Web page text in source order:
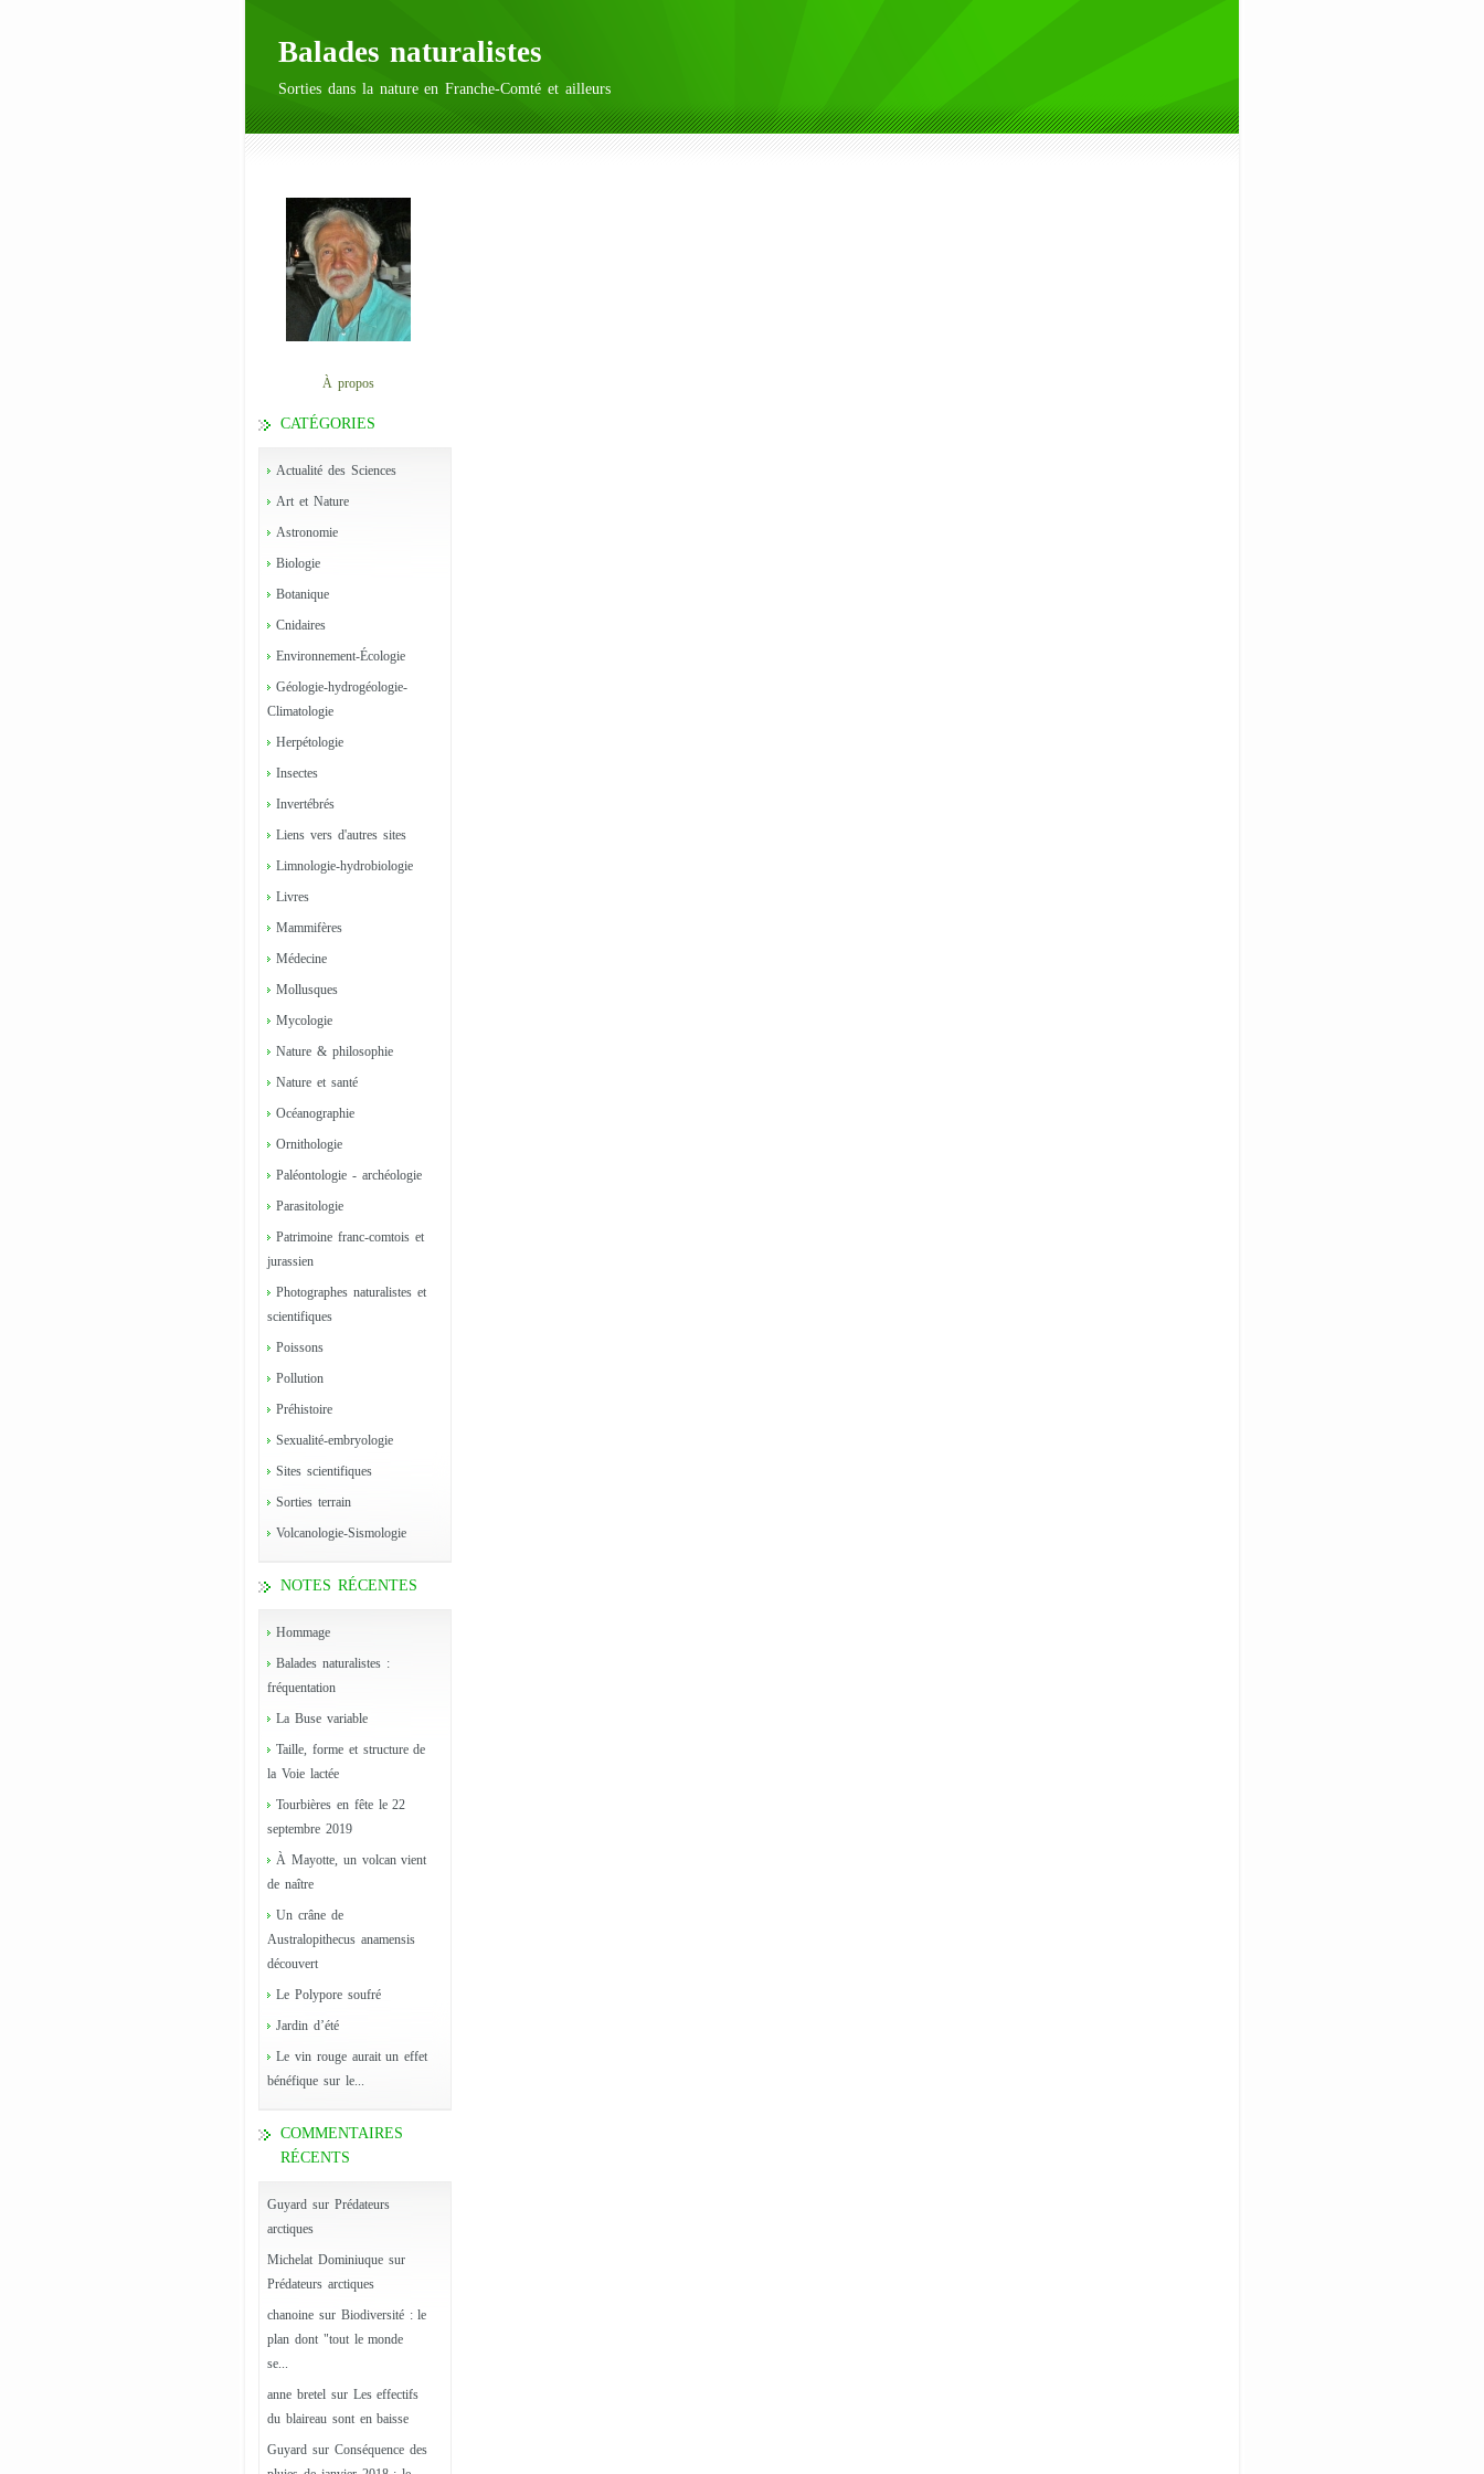
Balades naturalistes
Sorties dans la nature en Franche-Comté et ailleurs
À propos
CATÉGORIES
Actualité des Sciences
Art et Nature
Astronomie
Biologie
Botanique
Cnidaires
Environnement-Écologie
Géologie-hydrogéologie-
Climatologie
Herpétologie
Insectes
Invertébrés
Liens vers d'autres sites
Limnologie-hydrobiologie
Livres
Mammifères
Médecine
Mollusques
Mycologie
Nature & philosophie
Nature et santé
Océanographie
Ornithologie
Paléontologie - archéologie
Parasitologie
Patrimoine franc-comtois et
jurassien
Photographes naturalistes et
scientifiques
Poissons
Pollution
Préhistoire
Sexualité-embryologie
Sites scientifiques
Sorties terrain
Volcanologie-Sismologie
NOTES RÉCENTES
Hommage
Balades naturalistes :
fréquentation
La Buse variable
Taille, forme et structure de
la Voie lactée
Tourbières en fête le 22
septembre 2019
À Mayotte, un volcan vient
de naître
Un crâne de
Australopithecus anamensis
découvert
Le Polypore soufré
Jardin d’été
Le vin rouge aurait un effet
bénéfique sur le...
COMMENTAIRES
RÉCENTS
Guyard sur Prédateurs
arctiques
Michelat Dominiuquesur
Prédateurs arctiques
chanoine sur Biodiversité : le
plan dont "tout le monde
se...
anne bretelsur Les effectifs
du blaireau sont en baisse
Guyard sur Conséquence des